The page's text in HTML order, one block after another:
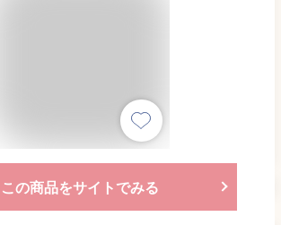
この商品をサイトでみる